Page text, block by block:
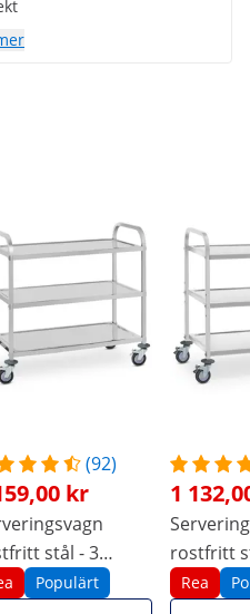
(92)
kr
stål - 3
- 150 kg
Populärt
1
rostfritt
hyllplan
Rea